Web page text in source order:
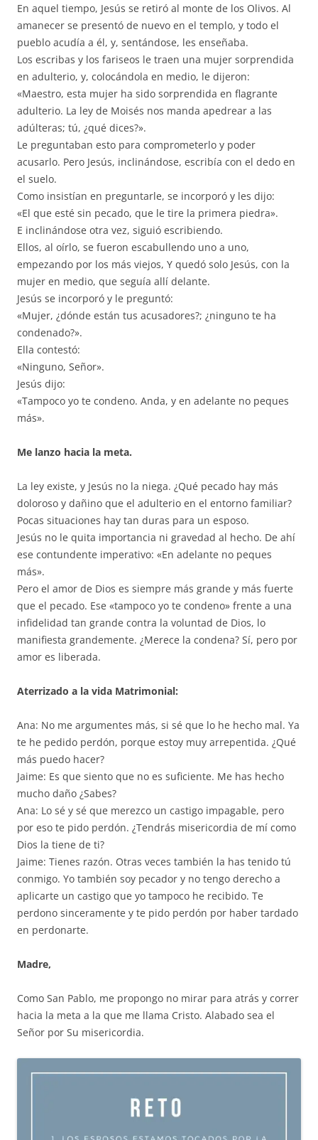
En aquel tiempo, Jesús se retiró al monte de los Olivos. Al
amanecer se presentó de nuevo en el templo, y todo el
pueblo acudía a él, y, sentándose, les enseñaba.
Los escribas y los fariseos le traen una mujer sorprendida
en adulterio, y, colocándola en medio, le dijeron:
«Maestro, esta mujer ha sido sorprendida en flagrante
adulterio. La ley de Moisés nos manda apedrear a las
adúlteras; tú, ¿qué dices?».
Le preguntaban esto para comprometerlo y poder
acusarlo. Pero Jesús, inclinándose, escribía con el dedo en
el suelo.
Como insistían en preguntarle, se incorporó y les dijo:
«El que esté sin pecado, que le tire la primera piedra».
E inclinándose otra vez, siguió escribiendo.
Ellos, al oírlo, se fueron escabullendo uno a uno,
empezando por los más viejos, Y quedó solo Jesús, con la
mujer en medio, que seguía allí delante.
Jesús se incorporó y le preguntó:
«Mujer, ¿dónde están tus acusadores?; ¿ninguno te ha
condenado?».
Ella contestó:
«Ninguno, Señor».
Jesús dijo:
«Tampoco yo te condeno. Anda, y en adelante no peques
más».
Me lanzo hacia la meta.
La ley existe, y Jesús no la niega. ¿Qué pecado hay más
doloroso y dañino que el adulterio en el entorno familiar?
Pocas situaciones hay tan duras para un esposo.
Jesús no le quita importancia ni gravedad al hecho. De ahí
ese contundente imperativo: «En adelante no peques
más».
Pero el amor de Dios es siempre más grande y más fuerte
que el pecado. Ese «tampoco yo te condeno» frente a una
infidelidad tan grande contra la voluntad de Dios, lo
manifiesta grandemente. ¿Merece la condena? Sí, pero por
amor es liberada.
Aterrizado a la vida Matrimonial:
Ana: No me argumentes más, si sé que lo he hecho mal. Ya
te he pedido perdón, porque estoy muy arrepentida. ¿Qué
más puedo hacer?
Jaime: Es que siento que no es suficiente. Me has hecho
mucho daño ¿Sabes?
Ana: Lo sé y sé que merezco un castigo impagable, pero
por eso te pido perdón. ¿Tendrás misericordia de mí como
Dios la tiene de ti?
Jaime: Tienes razón. Otras veces también la has tenido tú
conmigo. Yo también soy pecador y no tengo derecho a
aplicarte un castigo que yo tampoco he recibido. Te
perdono sinceramente y te pido perdón por haber tardado
en perdonarte.
Madre,
Como San Pablo, me propongo no mirar para atrás y correr
hacia la meta a la que me llama Cristo. Alabado sea el
Señor por Su misericordia.